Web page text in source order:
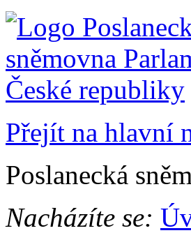
Přejít na hlavní
Poslanecká
Nacházíte se: